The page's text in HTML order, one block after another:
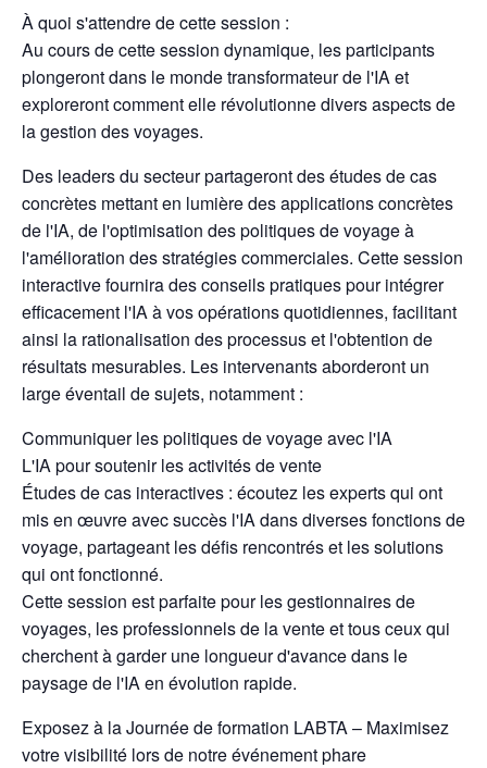
À quoi s'attendre de cette session :
Au cours de cette session dynamique, les participants
plongeront dans le monde transformateur de l'IA et
exploreront comment elle révolutionne divers aspects de
la gestion des voyages.
Des leaders du secteur partageront des études de cas
concrètes mettant en lumière des applications concrètes
de l'IA, de l'optimisation des politiques de voyage à
l'amélioration des stratégies commerciales. Cette session
interactive fournira des conseils pratiques pour intégrer
efficacement l'IA à vos opérations quotidiennes, facilitant
ainsi la rationalisation des processus et l'obtention de
résultats mesurables. Les intervenants aborderont un
large éventail de sujets, notamment :
Communiquer les politiques de voyage avec l'IA
L'IA pour soutenir les activités de vente
Études de cas interactives : écoutez les experts qui ont
mis en œuvre avec succès l'IA dans diverses fonctions de
voyage, partageant les défis rencontrés et les solutions
qui ont fonctionné.
Cette session est parfaite pour les gestionnaires de
voyages, les professionnels de la vente et tous ceux qui
cherchent à garder une longueur d'avance dans le
paysage de l'IA en évolution rapide.
Exposez à la Journée de formation LABTA – Maximisez
votre visibilité lors de notre événement phare